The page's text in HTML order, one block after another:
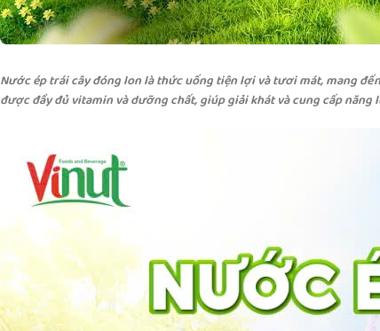
Nước ép trái cây đóng lon là thức uống tiện lợi và tươi mát, mang
được đầy đủ vitamin và dưỡng chất, giúp giải khát và cung cấp